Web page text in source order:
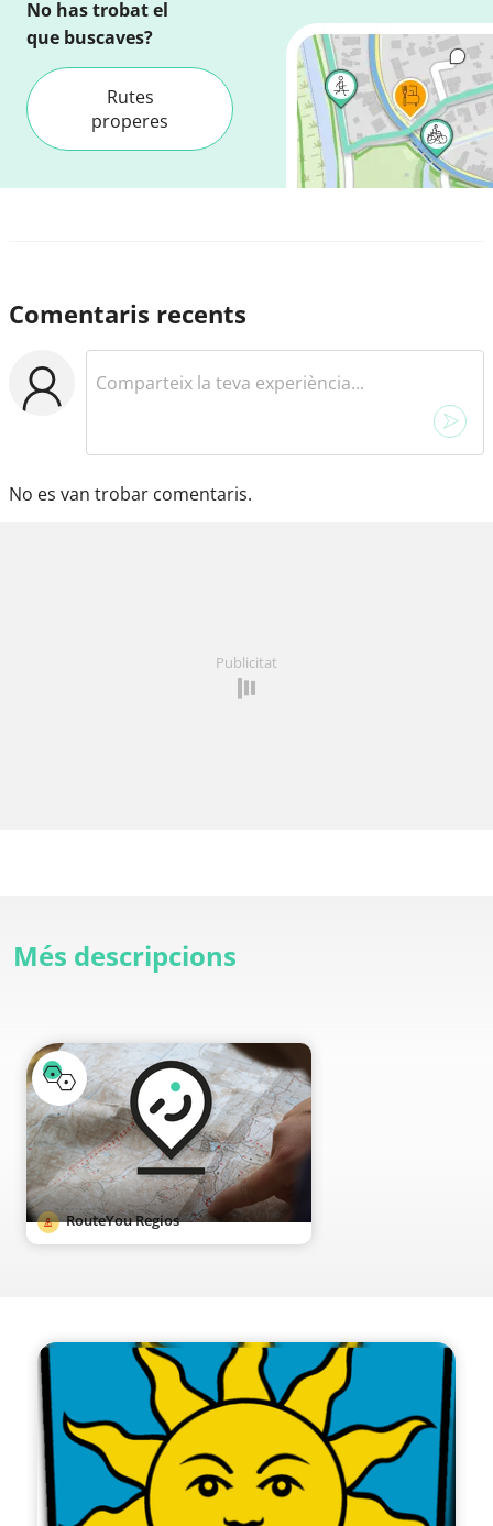
No has trobat el
que buscaves?
Rutes
properes
Comentaris recents
No es van trobar comentaris.
Publicitat
Més descripcions
RouteYou Regios